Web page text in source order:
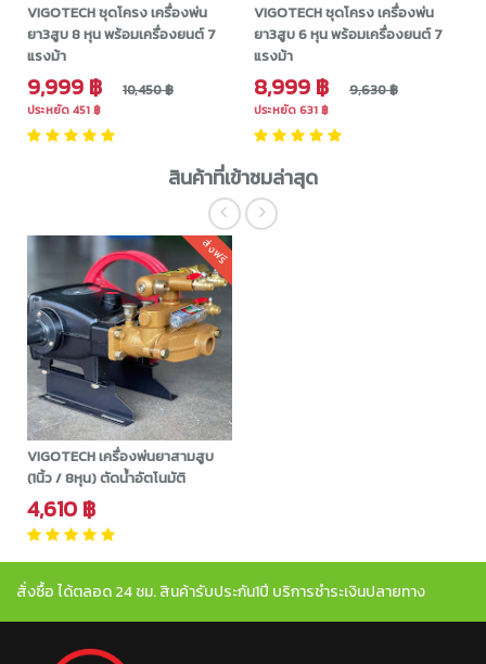
VIGOTECH ชุดโครง เครื่องพ่น
ยา3สูบ 8 หุน พร้อมเครื่องยนต์ 7
แรงม้า
9,999 ฿ 10,450 ฿
ประหยัด 451 ฿
VIGOTECH ชุดโครง เครื่องพ่น
ยา3สูบ 6 หุน พร้อมเครื่องยนต์ 7
แรงม้า
8,999 ฿ 9,630 ฿
ประหยัด 631 ฿
สินค้าที่เข้าชมล่าสุด
VIGOTECH เครื่องพ่นยาสามสูบ
(1นิ้ว / 8หุน) ตัดน้ำอัตโนมัติ
4,610 ฿
ส่งฟรี
สั่งซื้อ ได้ตลอด 24 ชม. สินค้ารับประกัน1ปี บริการชำระเงินปลายทาง